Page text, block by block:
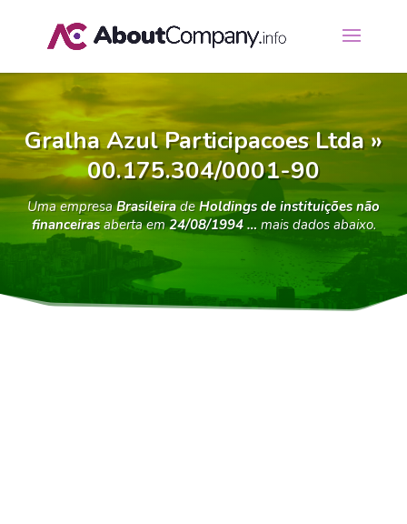
Gralha Azul Participacoes Ltda »
00.175.304/0001-90
Uma empresaBrasileira deHoldings de instituições não
financeirasaberta em24/08/1994 …mais dados abaixo.